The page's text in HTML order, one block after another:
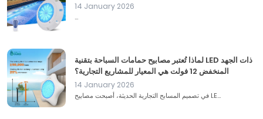
14 January 2026
...
لماذا تُعتبر مصابيح حمامات السباحة بتقنية LED ذات الجهد
المنخفض 12 فولت هي المعيار للمشاريع التجارية؟
14 January 2026
في تصميم المسابح التجارية الحديثة، أصبحت مصابيح LE...